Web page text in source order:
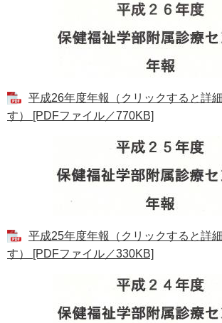
平成26年度年報（クリックすると詳
す） [PDFファイル／770KB]
平成25年度年報（クリックすると詳
す） [PDFファイル／330KB]